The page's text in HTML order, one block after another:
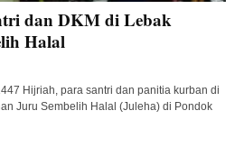
dan DKM di Lebak
Halal
Hijriah, para santri dan panitia kurban di
Juru Sembelih Halal (Juleha) di Pondok